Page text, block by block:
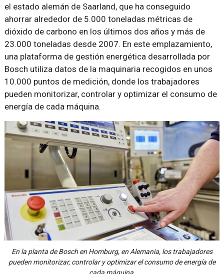
el estado alemán de Saarland, que ha conseguido
ahorrar alrededor de 5.000 toneladas métricas de
dióxido de carbono en los últimos dos años y más de
23.000 toneladas desde 2007. En este emplazamiento,
una plataforma de gestión energética desarrollada por
Bosch utiliza datos de la maquinaria recogidos en unos
10.000 puntos de medición, donde los trabajadores
pueden monitorizar, controlar y optimizar el consumo de
energía de cada máquina.
En la planta de Bosch en Homburg, en Alemania, los trabajadores
pueden monitorizar, controlar y optimizar el consumo de energía de